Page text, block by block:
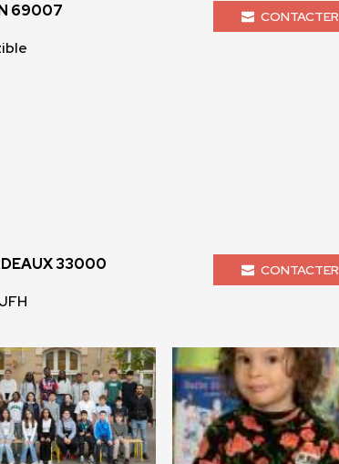
69007
CONTACTER
33000
CONTACTER